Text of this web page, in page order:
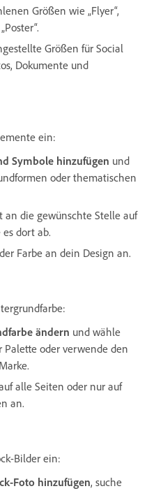
Größen wie „Flyer“,
Größen für Social
Dokumente und
ein:
Symbole hinzufügen und
oder thematischen
an die gewünschte Stelle auf
dort ab.
Farbe an dein Design an.
ändern und wähle
Palette oder verwende den
alle Seiten oder nur auf
an.
Bilder ein:
Foto hinzufügen, suche